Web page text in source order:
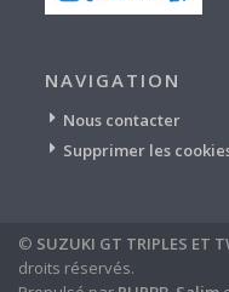
NAVIGATION
Nous contacter
Supprimer les
© SUZUKI GT TRIPLES ET
droits réservés.